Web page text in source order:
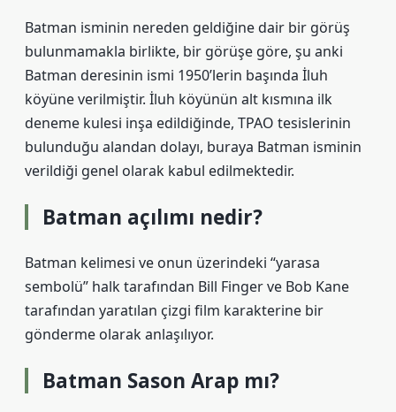
Batman isminin nereden geldiğine dair bir görüş
bulunmamakla birlikte, bir görüşe göre, şu anki
Batman deresinin ismi 1950’lerin başında İluh
köyüne verilmiştir. İluh köyünün alt kısmına ilk
deneme kulesi inşa edildiğinde, TPAO tesislerinin
bulunduğu alandan dolayı, buraya Batman isminin
verildiği genel olarak kabul edilmektedir.
Batman açılımı nedir?
Batman kelimesi ve onun üzerindeki “yarasa
sembolü” halk tarafından Bill Finger ve Bob Kane
tarafından yaratılan çizgi film karakterine bir
gönderme olarak anlaşılıyor.
Batman Sason Arap mı?